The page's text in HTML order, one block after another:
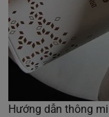
Hướng dẫn thông